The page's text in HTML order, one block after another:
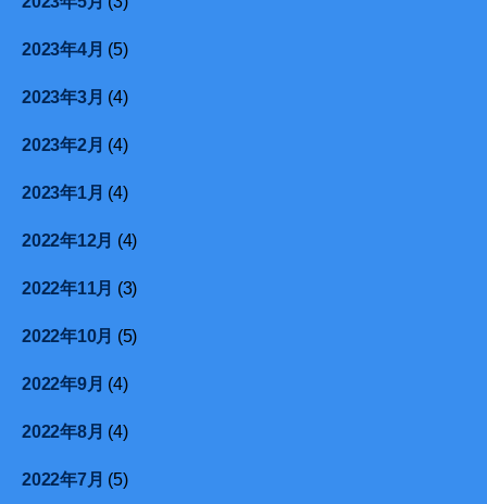
2023年4月 (5)
2023年3月 (4)
2023年2月 (4)
2023年1月 (4)
2022年12月 (4)
2022年11月 (3)
2022年10月 (5)
2022年9月 (4)
2022年8月 (4)
2022年7月 (5)